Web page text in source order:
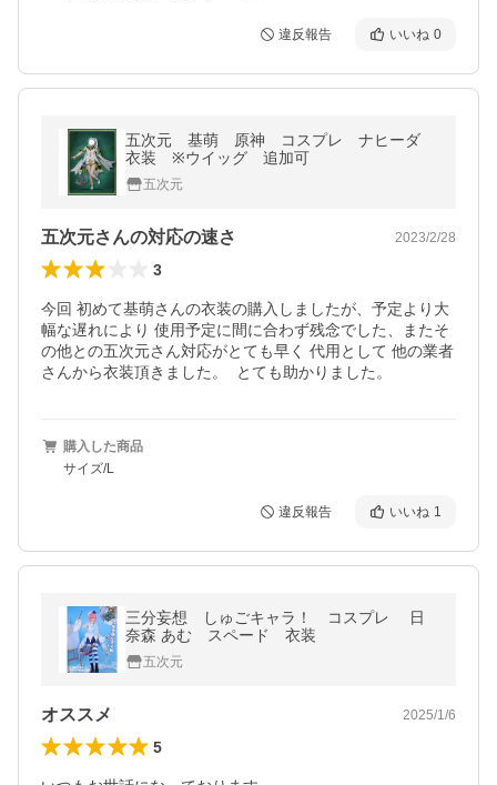
違反報告 いいね 0
五次元 基萌 原神 コスプレ ナヒーダ
衣装 ※ウイッグ 追加可
五次元
五次元さんの対応の速さ 2023/2/28
3
今回 初めて基萌さんの衣装の購入しましたが、予定より大
幅な遅れにより 使用予定に間に合わず残念でした、またそ
の他との五次元さん対応がとても早く 代用として 他の業者
さんから衣装頂きました。  とても助かりました。
購入した商品
サイズ/L
違反報告 いいね 1
三分妄想 しゅごキャラ！ コスプレ 日
奈森 あむ スペード 衣装
五次元
オススメ 2025/1/6
5